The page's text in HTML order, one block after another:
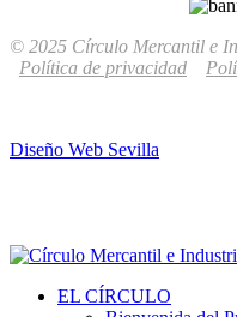
© 2025 Círculo Mercantil e
Política de privacidad
Diseño Web Sevilla
EL CÍRCULO